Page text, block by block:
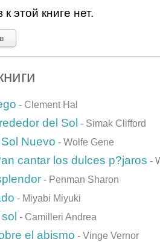
этой книге нет.
- Clement Hal
del Sol - Simak Clifford
Nuevo - Wolfe Gene
cantar los dulces p?jaros -
- Penman Sharon
- Miyabi Miyuki
- Camilleri Andrea
el abismo - Vinge Vernor